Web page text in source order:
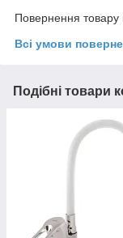
Повернення товару
Всі умови
Подібні товари